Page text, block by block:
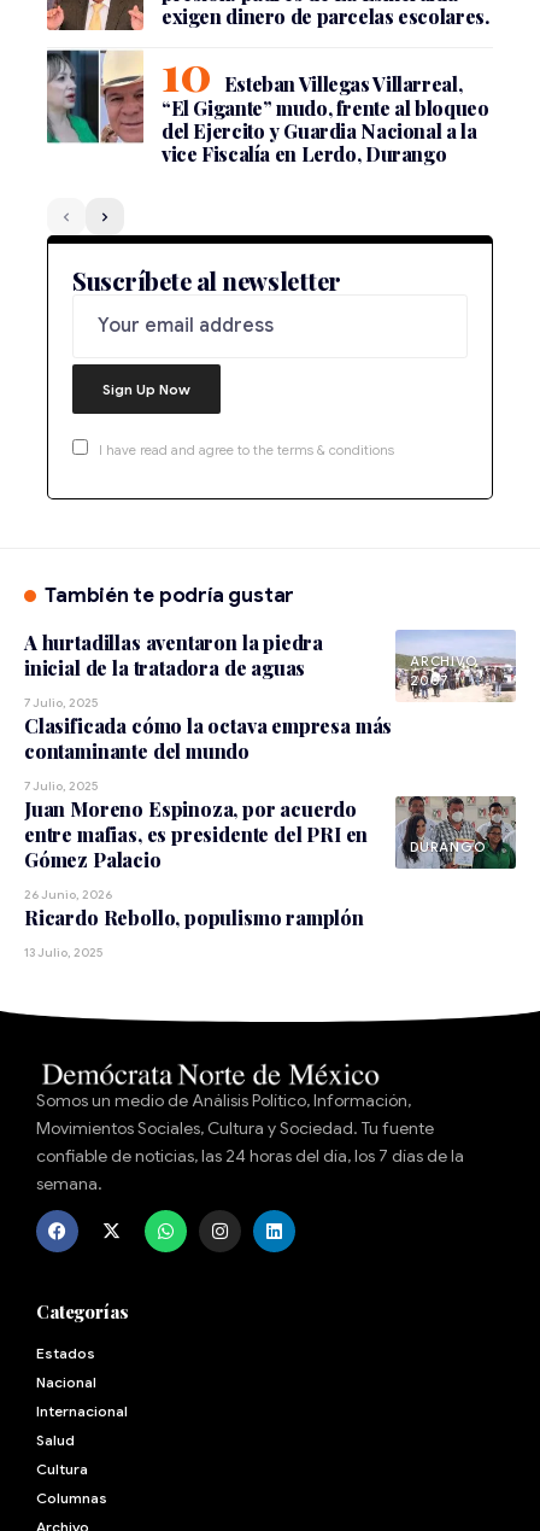
exigen dinero de parcelas escolares.
Esteban Villegas Villarreal,
“El Gigante” mudo, frente al bloqueo
del Ejercito y Guardia Nacional a la
vice Fiscalía en Lerdo, Durango
Suscríbete al newsletter
I have read and agree to the terms & conditions
También te podría gustar
ARCHIVO
2007
A hurtadillas aventaron la piedra
inicial de la tratadora de aguas
7 Julio, 2025
Clasificada cómo la octava empresa más
contaminante del mundo
7 Julio, 2025
DURANGO
Juan Moreno Espinoza, por acuerdo
entre mafias, es presidente del PRI en
Gómez Palacio
26 Junio, 2026
Ricardo Rebollo, populismo ramplón
13 Julio, 2025
Somos un medio de Análisis Político, Información,
Movimientos Sociales, Cultura y Sociedad. Tu fuente
confiable de noticias, las 24 horas del día, los 7 días de la
semana.
Categorías
Estados
Nacional
Internacional
Salud
Cultura
Archivo